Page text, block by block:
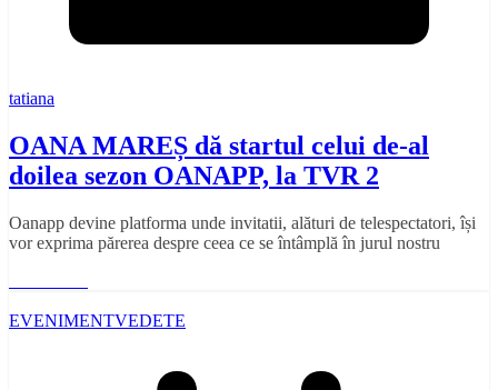
tatiana
OANA MAREȘ dă startul celui de-al
doilea sezon OANAPP, la TVR 2
Oanapp devine platforma unde invitatii, alături de telespectatori, își
vor exprima părerea despre ceea ce se întâmplă în jurul nostru
EVENIMENTVEDETE